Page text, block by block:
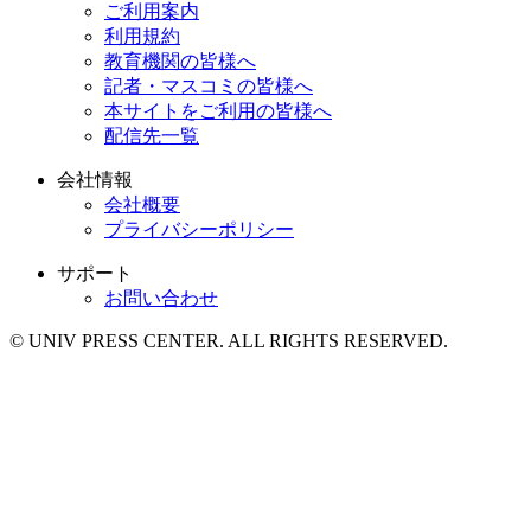
ご利用案内
利用規約
教育機関の皆様へ
記者・マスコミの皆様へ
本サイトをご利用の皆様へ
配信先一覧
会社情報
会社概要
プライバシーポリシー
サポート
お問い合わせ
© UNIV PRESS CENTER. ALL RIGHTS RESERVED.